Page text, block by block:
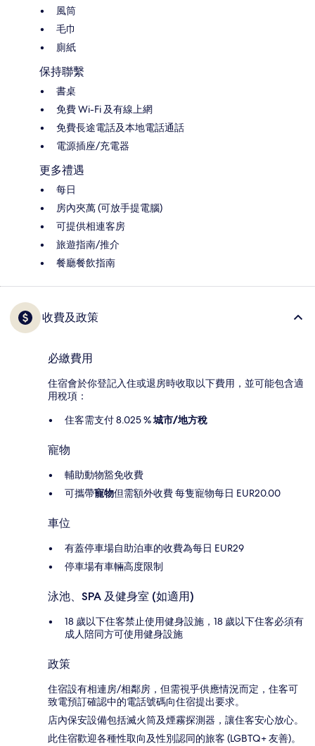
風筒
毛巾
廁紙
保持聯繫
書桌
免費 Wi-Fi 及有線上網
免費長途電話及本地電話通話
電源插座/充電器
更多禮遇
每日
房內夾萬 (可放手提電腦)
可提供相連客房
旅遊指南/推介
餐廳餐飲指南
收費及政策
必繳費用
住宿會於你登記入住或退房時收取以下費用，並可能包含適
用稅項：
住客需支付 8.025 %城市/地方稅
寵物
輔助動物豁免收費
可攜帶寵物但需額外收費 每隻寵物每日 EUR20.00
車位
有蓋停車場自助泊車的收費為每日 EUR29
停車場有車輛高度限制
泳池、SPA 及健身室 (如適用)
18 歲以下住客禁止使用健身設施，18 歲以下住客必須有
成人陪同方可使用健身設施
政策
住宿設有相連房/相鄰房，但需視乎供應情況而定，住客可
致電預訂確認中的電話號碼向住宿提出要求。
店內保安設備包括滅火筒及煙霧探測器，讓住客安心放心。
此住宿歡迎各種性取向及性別認同的旅客 (LGBTQ+ 友善)。